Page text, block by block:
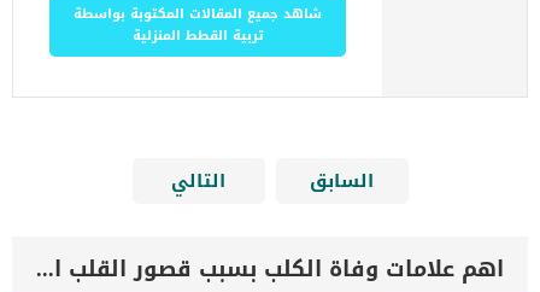
شاهد جميع المقالات المكتوبة بواسطة
تربية القطط المنزلية
السابق التالي
اهم علامات وفاة الكلب بسبب قصور القلب الاحتقانى